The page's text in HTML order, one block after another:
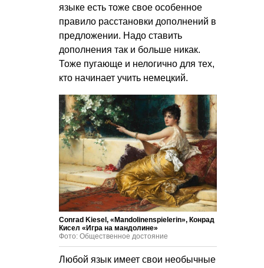
языке есть тоже свое особенное
правило расстановки дополнений в
предложении. Надо ставить
дополнения так и больше никак.
Тоже пугающе и нелогично для тех,
кто начинает учить немецкий.
Conrad Kiesel, «Mandolinenspielerin», Конрад
Кисел «Игра на мандолине»
Фото: Общественное достояние
Любой язык имеет свои необычные